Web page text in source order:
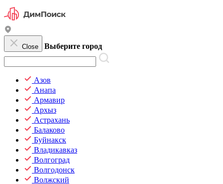
Close Выберите город
Азов
Анапа
Армавир
Архыз
Астрахань
Балаково
Буйнакск
Владикавказ
Волгоград
Волгодонск
Волжский